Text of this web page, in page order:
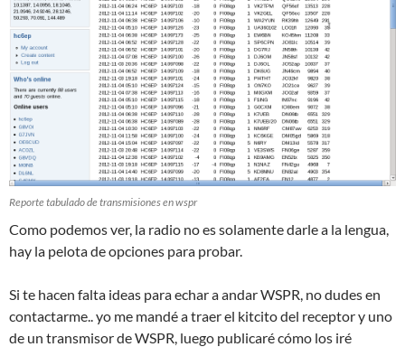
Reporte tabulado de transmisiones en wspr
Como podemos ver, la radio no es solamente darle a la lengua,
hay la pelota de opciones para probar.
Si te hacen falta ideas para echar a andar WSPR, no dudes en
contactarme.. yo me mandé a traer el kitcito del receptor y uno
de un transmisor de WSPR, luego publicaré cómo los iré